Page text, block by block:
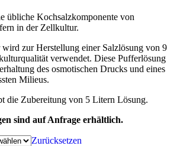
übliche Kochsalzkomponente von
in der Zellkultur.
zur Herstellung einer Salzlösung von 9
verwendet. Diese Pufferlösung
des osmotischen Drucks und eines
Milieus.
die Zubereitung von 5 Litern Lösung.
sind auf Anfrage erhältlich.
Zurücksetzen